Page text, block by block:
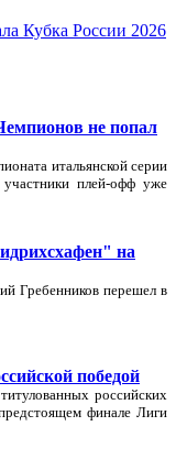
Кубка России 2026
не попал
итальянской серии
плей-офф уже
на
Гребенников перешел в
победой
российских
финале Лиги